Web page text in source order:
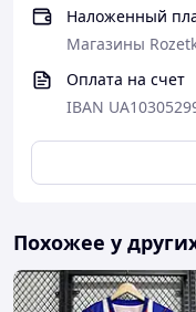
Наложенный
Магазины
Оплата на счет
IBAN
Похожее у